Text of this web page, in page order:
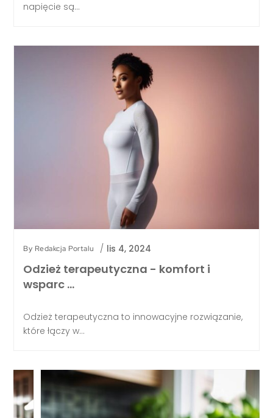
napięcie są...
By Redakcja Portalu / lis 4, 2024
Odzież terapeutyczna - komfort i
wsparc …
Odzież terapeutyczna to innowacyjne rozwiązanie,
które łączy w...